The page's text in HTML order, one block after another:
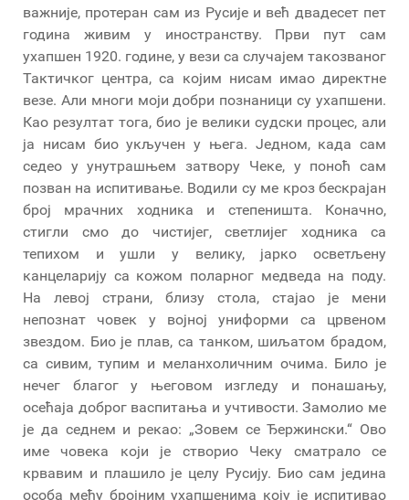
важније, протеран сам из Русије и већ двадесет пет
година живим у иностранству. Први пут сам
ухапшен 1920. године, у вези са случајем такозваног
Тактичког центра, са којим нисам имао директне
везе. Али многи моји добри познаници су ухапшени.
Као резултат тога, био је велики судски процес, али
ја нисам био укључен у њега. Једном, када сам
седео у унутрашњем затвору Чеке, у поноћ сам
позван на испитивање. Водили су ме кроз бескрајан
број мрачних ходника и степеништа. Коначно,
стигли смо до чистијег, светлијег ходника са
тепихом и ушли у велику, јарко осветљену
канцеларију са кожом поларног медведа на поду.
На левој страни, близу стола, стајао је мени
непознат човек у војној униформи са црвеном
звездом. Био је плав, са танком, шиљатом брадом,
са сивим, тупим и меланхоличним очима. Било је
нечег благог у његовом изгледу и понашању,
осећаја доброг васпитања и учтивости. Замолио ме
је да седнем и рекао: „Зовем се Ђержински.“ Ово
име човека који је створио Чеку сматрало се
крвавим и плашило је целу Русију. Био сам једина
особа међу бројним ухапшенима коју је испитивао